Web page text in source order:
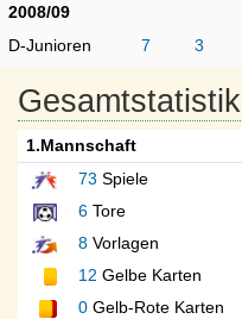
2008/09
D-Junioren
7 3
Gesamtstatistik
1.Mannschaft
73 Spiele
6 Tore
8 Vorlagen
12 Gelbe Karten
0 Gelb-Rote Karten